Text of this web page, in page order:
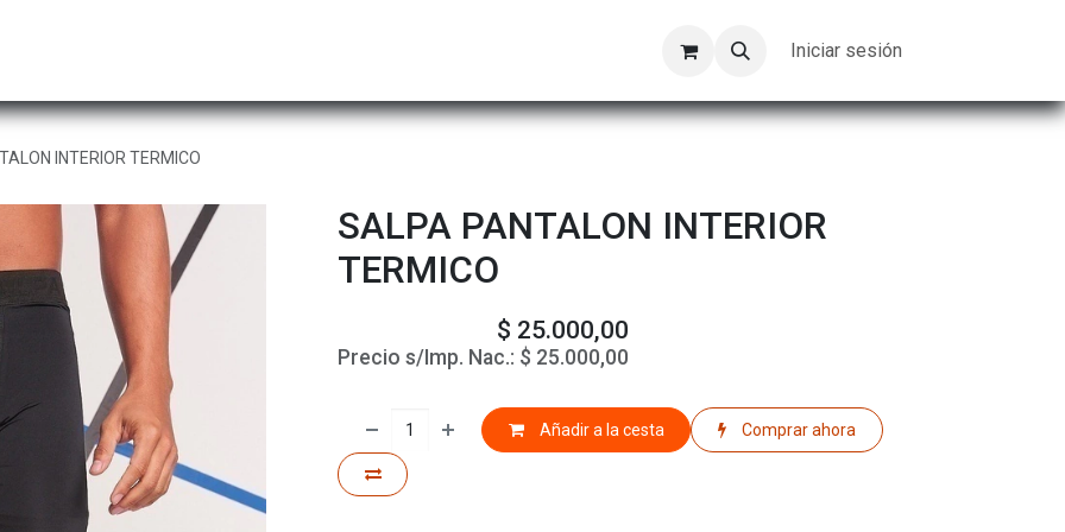
Trabajos Iniciar sesión
INTERIOR TERMICO
SALPA PANTALON INTERIOR
TERMICO
$ 25.000,00
Precio s/Imp. Nac.: $ 25.000,00
Añadir a la cesta Comprar ahora